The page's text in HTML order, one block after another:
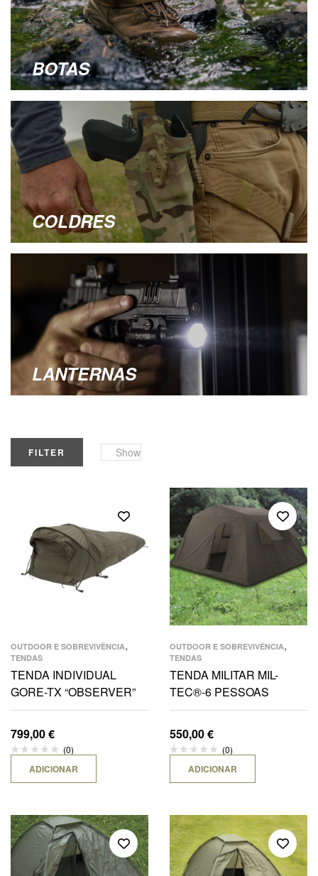
BOTAS
COLDRES
LANTERNAS
FILTER Show
OUTDOOR E SOBREVIVÊNCIA,
TENDAS
TENDA INDIVIDUAL
GORE-TX “OBSERVER”
799,00€
(0)
ADICIONAR
OUTDOOR E SOBREVIVÊNCIA,
TENDAS
TENDA MILITAR MIL-
TEC®-6 PESSOAS
550,00€
(0)
ADICIONAR